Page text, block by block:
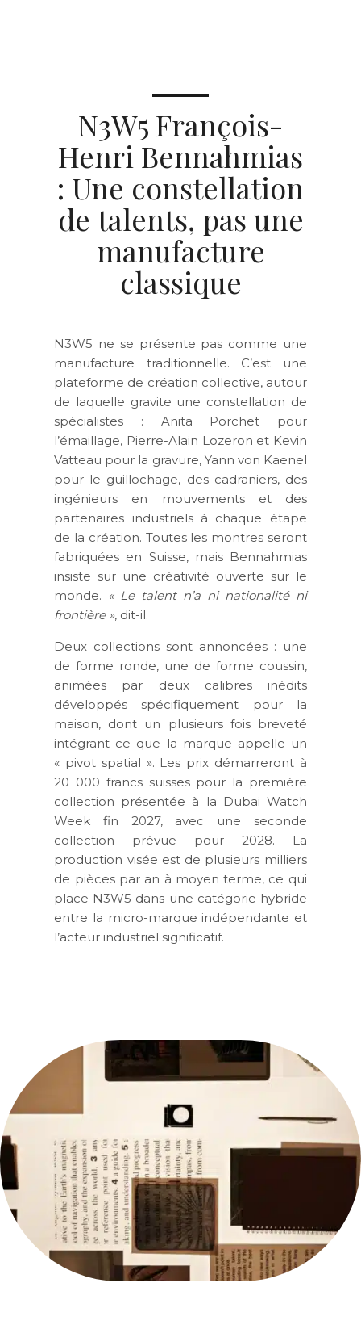
N3W5 François-
Henri Bennahmias
: Une constellation
de talents, pas une
manufacture
classique
N3W5 ne se présente pas comme une
manufacture traditionnelle. C’est une
plateforme de création collective, autour
de laquelle gravite une constellation de
spécialistes : Anita Porchet pour
l’émaillage, Pierre-Alain Lozeron et Kevin
Vatteau pour la gravure, Yann von Kaenel
pour le guillochage, des cadraniers, des
ingénieurs en mouvements et des
partenaires industriels à chaque étape
de la création. Toutes les montres seront
fabriquées en Suisse, mais Bennahmias
insiste sur une créativité ouverte sur le
monde. « Le talent n’a ni nationalité ni
frontière », dit-il.
Deux collections sont annoncées : une
de forme ronde, une de forme coussin,
animées par deux calibres inédits
développés spécifiquement pour la
maison, dont un plusieurs fois breveté
intégrant ce que la marque appelle un
« pivot spatial ». Les prix démarreront à
20 000 francs suisses pour la première
collection présentée à la Dubai Watch
Week fin 2027, avec une seconde
collection prévue pour 2028. La
production visée est de plusieurs milliers
de pièces par an à moyen terme, ce qui
place N3W5 dans une catégorie hybride
entre la micro-marque indépendante et
l’acteur industriel significatif.